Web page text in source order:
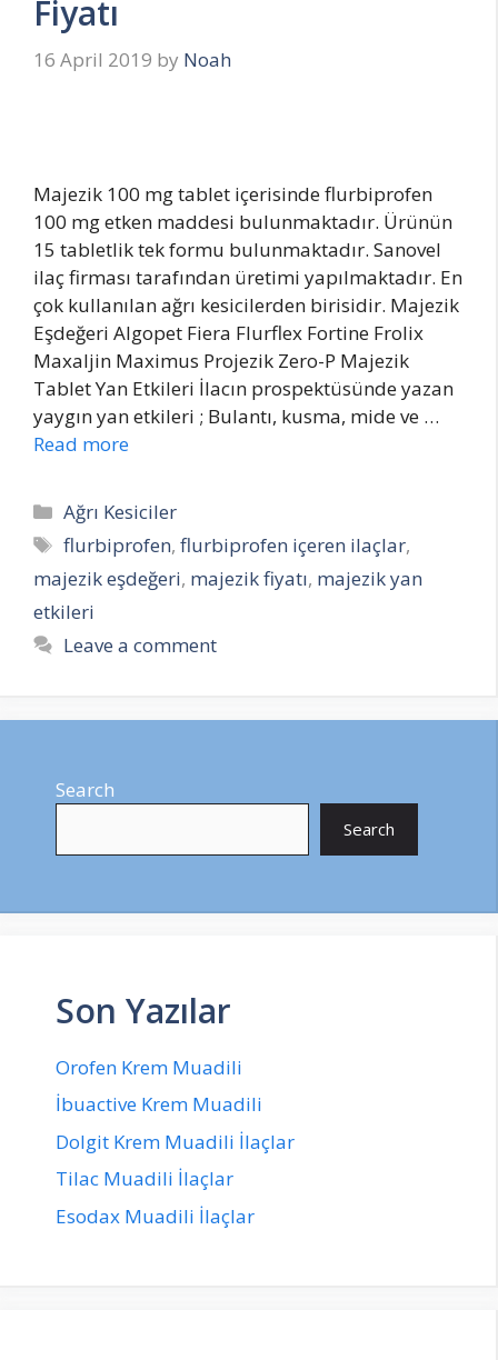
Fiyatı
16 April 2019 by Noah
Majezik 100 mg tablet içerisinde flurbiprofen
100 mg etken maddesi bulunmaktadır. Ürünün
15 tabletlik tek formu bulunmaktadır. Sanovel
ilaç firması tarafından üretimi yapılmaktadır. En
çok kullanılan ağrı kesicilerden birisidir. Majezik
Eşdeğeri Algopet Fiera Flurflex Fortine Frolix
Maxaljin Maximus Projezik Zero-P Majezik
Tablet Yan Etkileri İlacın prospektüsünde yazan
yaygın yan etkileri ; Bulantı, kusma, mide ve …
Read more
Categories
Ağrı Kesiciler
Tags
flurbiprofen,flurbiprofen içeren ilaçlar,
majezik eşdeğeri, majezik fiyatı, majezik yan
etkileri
Leave a comment
Search
Search
Son Yazılar
Orofen Krem Muadili
İbuactive Krem Muadili
Dolgit Krem Muadili İlaçlar
Tilac Muadili İlaçlar
Esodax Muadili İlaçlar